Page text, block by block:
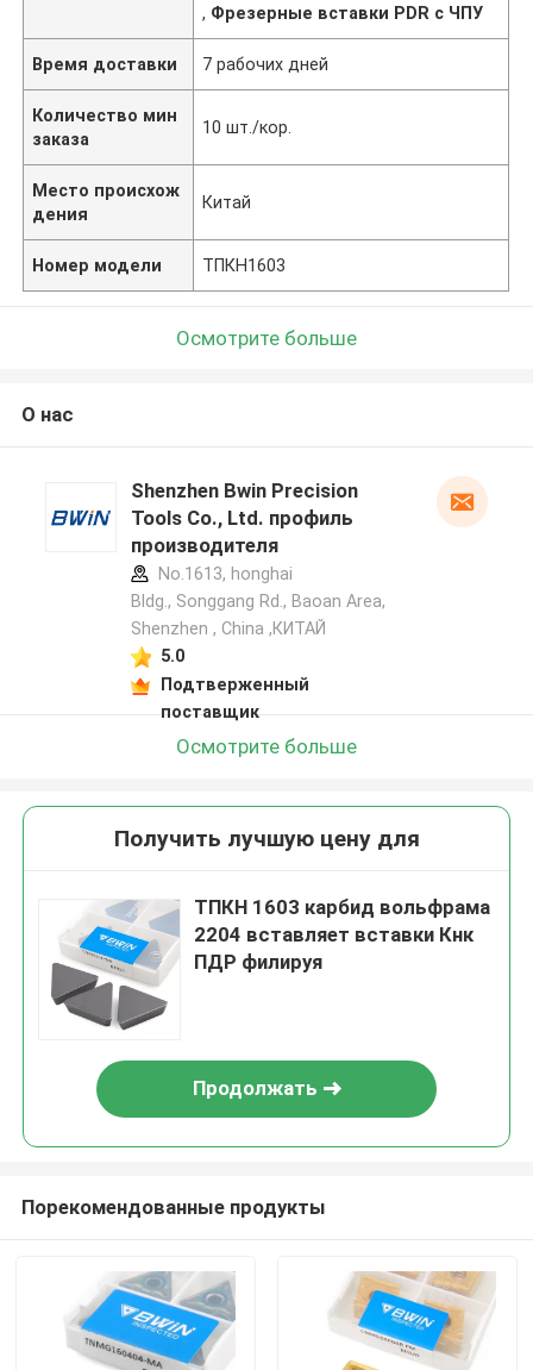
, Фрезерные вставки PDR с ЧПУ
Время доставки 7 рабочих дней
Количество мин
заказа
10 шт./кор.
Место происхож
дения
Китай
Номер модели ТПКН1603
Осмотрите больше
О нас
Shenzhen Bwin Precision
Tools Co., Ltd. профиль
производителя
No.1613, honghai
Bldg., Songgang Rd., Baoan Area,
Shenzhen , China ,КИТАЙ
5.0
Подтверженный
поставщик
Осмотрите больше
Получить лучшую цену для
ТПКН 1603 карбид вольфрама
2204 вставляет вставки Кнк
ПДР филируя
Продолжать
Порекомендованные продукты